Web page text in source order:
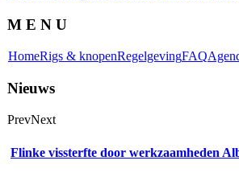
M E N U
HomeRigs & knopenRegelgevingFAQ
Nieuws
PrevNext
Flinke vissterfte door werkzaamheden